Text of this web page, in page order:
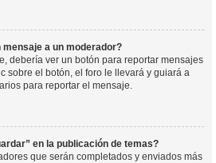
a un moderador?
debería ver un botón para reportar mensajes
sobre el botón, el foro le llevará y guiará a
para reportar el mensaje.
en la publicación de temas?
que serán completados y enviados más